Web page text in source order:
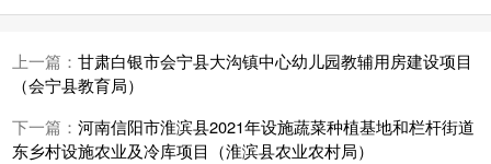
上一篇： 甘肃白银市会宁县大沟镇中心幼儿园教辅用房建设项目
（会宁县教育局）
下一篇： 河南信阳市淮滨县2021年设施蔬菜种植基地和栏杆街道
东乡村设施农业及冷库项目（淮滨县农业农村局）